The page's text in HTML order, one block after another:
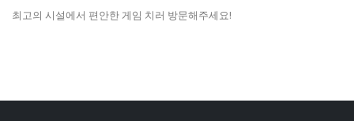
최고의 시설에서 편안한 게임 치러 방문해주세요!